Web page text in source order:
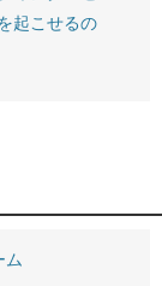
起こせるの
ム